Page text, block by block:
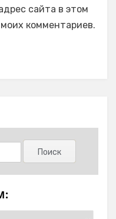
сайта в этом
комментариев.